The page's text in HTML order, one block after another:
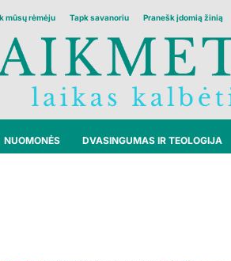
mūsų rėmėju Tapk savanoriu Pranešk įdomią žinią
NUOMONĖS DVASINGUMAS IR TEOLOGIJA